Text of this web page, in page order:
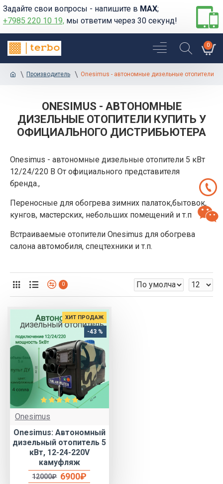
Задайте свои вопросы - напишите в MAX;
+7985 220 10 19, мы ответим через 30 секунд!
0
Производитель Onesimus - автономные дизельные отопители
ONESIMUS - АВТОНОМНЫЕ
ДИЗЕЛЬНЫЕ ОТОПИТЕЛИ КУПИТЬ У
ОФИЦИАЛЬНОГО ДИСТРИБЬЮТЕРА
Onesimus - автономные дизельные отопители 5 кВт
12/24/220 В От официального представителя
бренда.,
Переносные для обогрева зимних палаток,бытовок,
кунгов, мастерских, небольших помещений и т.п
Встраиваемые отопители Onesimus для обогрева
салона автомобиля, спецтехники и т.п.
0
ХИТ ПРОДАЖ
-43 %
Onesimus
Onesimus: Автономный
дизельный отопитель 5
кВт, 12-24-220V
камуфляж
6900₽
12000₽